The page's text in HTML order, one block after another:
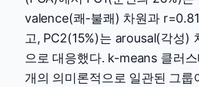
valence(쾌-불쾌) 차원과
고, PC2(15%)는 arousal(각성)
으로 대응했다. k-means 클러
개의 의미론적으로 일관된 그룹